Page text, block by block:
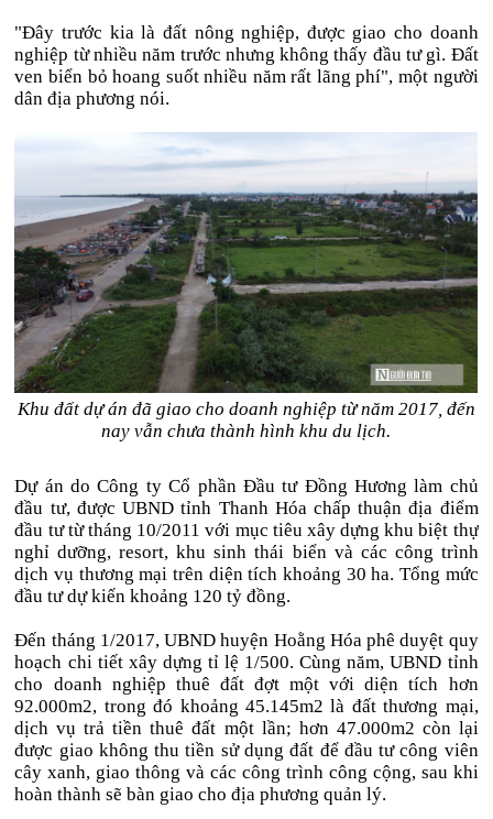
"Đây trước kia là đất nông nghiệp, được giao cho doanh
nghiệp từ nhiều năm trước nhưng không thấy đầu tư gì. Đất
ven biển bỏ hoang suốt nhiều năm rất lãng phí", một người
dân địa phương nói.
Khu đất dự án đã giao cho doanh nghiệp từ năm 2017, đến
nay vẫn chưa thành hình khu du lịch.
Dự án do Công ty Cổ phần Đầu tư Đồng Hương làm chủ
đầu tư, được UBND tỉnh Thanh Hóa chấp thuận địa điểm
đầu tư từ tháng 10/2011 với mục tiêu xây dựng khu biệt thự
nghỉ dưỡng, resort, khu sinh thái biển và các công trình
dịch vụ thương mại trên diện tích khoảng 30 ha. Tổng mức
đầu tư dự kiến khoảng 120 tỷ đồng.
Đến tháng 1/2017, UBND huyện Hoằng Hóa phê duyệt quy
hoạch chi tiết xây dựng tỉ lệ 1/500. Cùng năm, UBND tỉnh
cho doanh nghiệp thuê đất đợt một với diện tích hơn
92.000m2, trong đó khoảng 45.145m2 là đất thương mại,
dịch vụ trả tiền thuê đất một lần; hơn 47.000m2 còn lại
được giao không thu tiền sử dụng đất để đầu tư công viên
cây xanh, giao thông và các công trình công cộng, sau khi
hoàn thành sẽ bàn giao cho địa phương quản lý.